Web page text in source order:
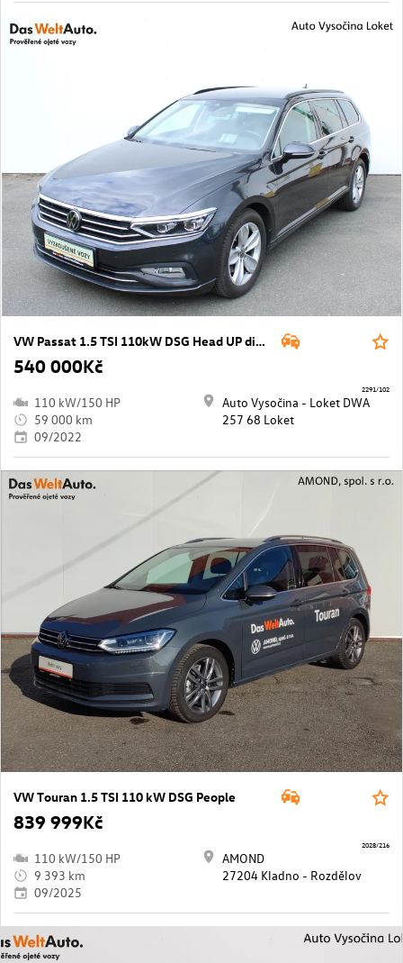
VW Passat 1.5 TSI 110kW DSG Head UP displej
540 000Kč
110 kW/150 HP
59 000 km
09/2022
Auto Vysočina - Loket DWA
257 68 Loket
2291/102
VW Touran 1.5 TSI 110 kW DSG People
839 999Kč
110 kW/150 HP
9 393 km
09/2025
AMOND
27204 Kladno - Rozdělov
2028/216